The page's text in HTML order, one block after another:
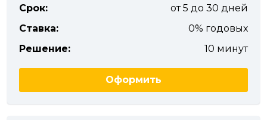
Срок:
от 5 до 30 дней
Ставка:
0% годовых
Решение:
10 минут
Оформить